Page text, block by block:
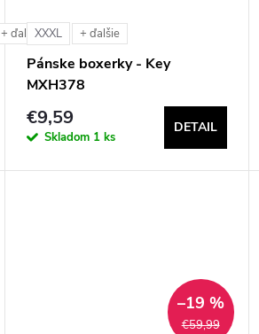
+ ďalšieXXXL + ďalšie
Pánske boxerky - Key
MXH378
€9,59
Skladom 1 ks
DETAIL
€59,99
–19 %